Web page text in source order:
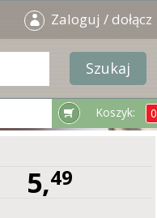
Zaloguj / dołącz
Koszyk: 0
5,49